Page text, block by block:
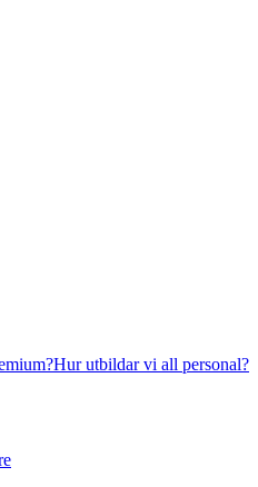
Hur utbildar vi all personal?